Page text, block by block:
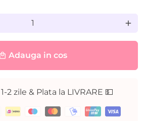
add
local_mall Adauga in cos
2 zile & Plata la LIVRARE 💵